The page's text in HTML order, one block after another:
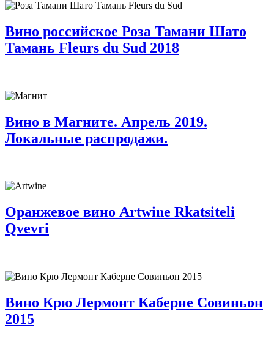
Вино российское Роза Тамани Шато
Тамань Fleurs du Sud 2018
Вино в Магните. Апрель 2019.
Локальные распродажи.
Оранжевое вино Artwine Rkatsiteli
Qvevri
Вино Крю Лермонт Каберне Совиньон
2015